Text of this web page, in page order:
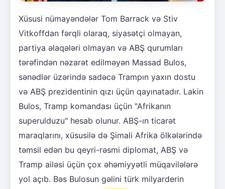
Xüsusi nümayəndələr Tom Barrack və Stiv
Vitkoffdan fərqli olaraq, siyasətçi olmayan,
partiya əlaqələri olmayan və ABŞ qurumları
tərəfindən nəzarət edilməyən Massad Bulos,
sənədlər üzərində sadəcə Trampın yaxın dostu
və ABŞ prezidentinin qızı üçün qayınatadır. Lakin
Bulos, Tramp komandası üçün "Afrikanın
superulduzu" hesab olunur. ABŞ-ın ticarət
maraqlarını, xüsusilə də Şimali Afrika ölkələrində
təmsil edən bu qeyri-rəsmi diplomat, ABŞ və
Tramp ailəsi üçün çox əhəmiyyətli müqavilələrə
yol açıb. Bəs Bulosun gəlini türk milyarderin